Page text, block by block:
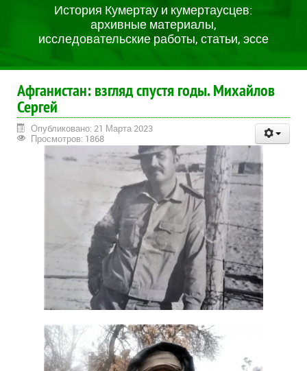
История Кумертау и кумертаусцев:
архивные материалы,
исследовательские работы, статьи, эссе
Афганистан: взгляд спустя годы. Михайлов
Сергей
Опубликовано: 21 Марта 2023
Просмотров: 1868